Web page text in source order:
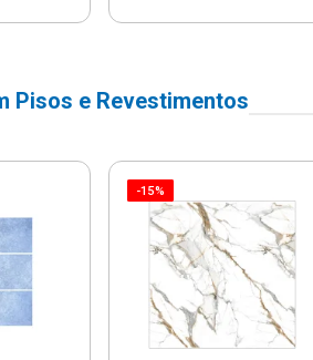
Pisos e Revestimentos
-15%